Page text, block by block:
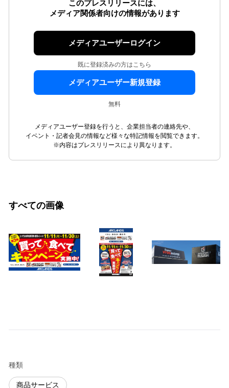
このプレスリリースには、
メディア関係者向けの情報があります
メディアユーザーログイン
既に登録済みの方はこちら
メディアユーザー新規登録
無料
メディアユーザー登録を行うと、企業担当者の連絡先や、
イベント・記者会見の情報など様々な特記情報を閲覧できます。
※内容はプレスリリースにより異なります。
すべての画像
種類
商品サービス